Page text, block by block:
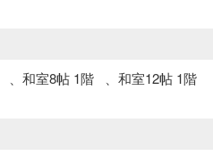
和室8帖 1階
和室12帖 1階